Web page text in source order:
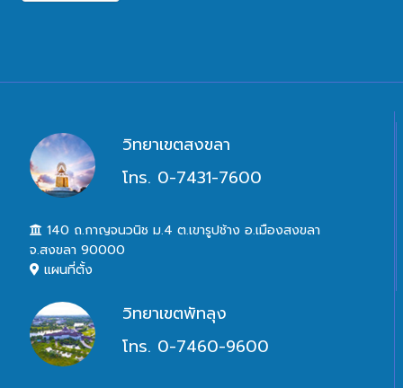
วิทยาเขตสงขลา
โทร. 0-7431-7600
140 ถ.กาญจนวนิช ม.4 ต.เขารูปช้าง อ.เมืองสงขลา
จ.สงขลา 90000
แผนที่ตั้ง
วิทยาเขตพัทลุง
โทร. 0-7460-9600